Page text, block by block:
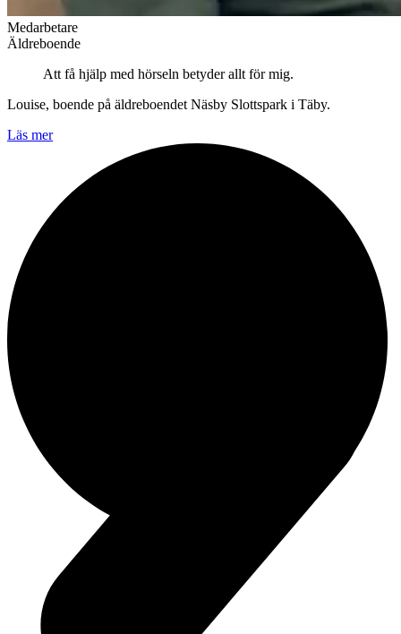
Medarbetare
Äldreboende
Att få hjälp med hörseln betyder allt för mig.
Louise, boende på äldreboendet Näsby Slottspark i Täby.
Läs mer